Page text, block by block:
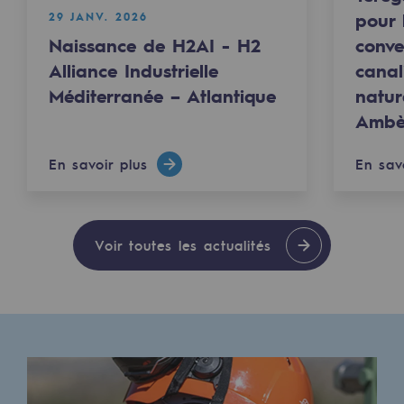
Raccordement au réseau de gaz
Stockage de gaz
Stockage de gaz
Projet type
Biométhane
Biométhane
Biométhane : Enjeux et opportunités
Teréga, partenaire de référence sur le
29 JANV. 2026
Naissance de H2AI - H2
Alliance Industrielle
Méditerranée – Atlantique
En savoir plus
pour
En
Voir toutes les actualités